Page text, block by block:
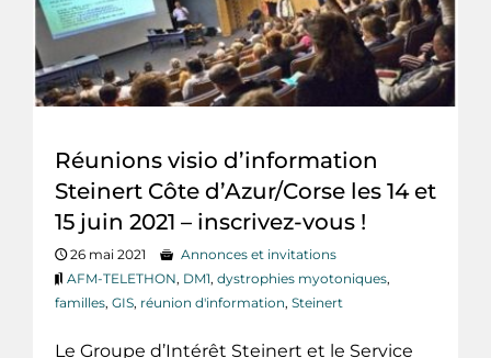
Réunions visio d’information
Steinert Côte d’Azur/Corse les 14 et
15 juin 2021 – inscrivez-vous !
26 mai 2021
Annonces et invitations
AFM-TELETHON, DM1, dystrophies myotoniques,
familles, GIS, réunion d'information, Steinert
Le Groupe d’Intérêt Steinert et le Service